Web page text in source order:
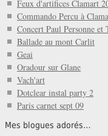
Feux d'artifices Clamart
Commando Percu à
Concert Paul Personne et
Ballade au mont Carlit
Geai
Oradour sur Glane
Vach'art
Dotclear instal party 2
Paris carnet sept 09
Mes blogues adorés…